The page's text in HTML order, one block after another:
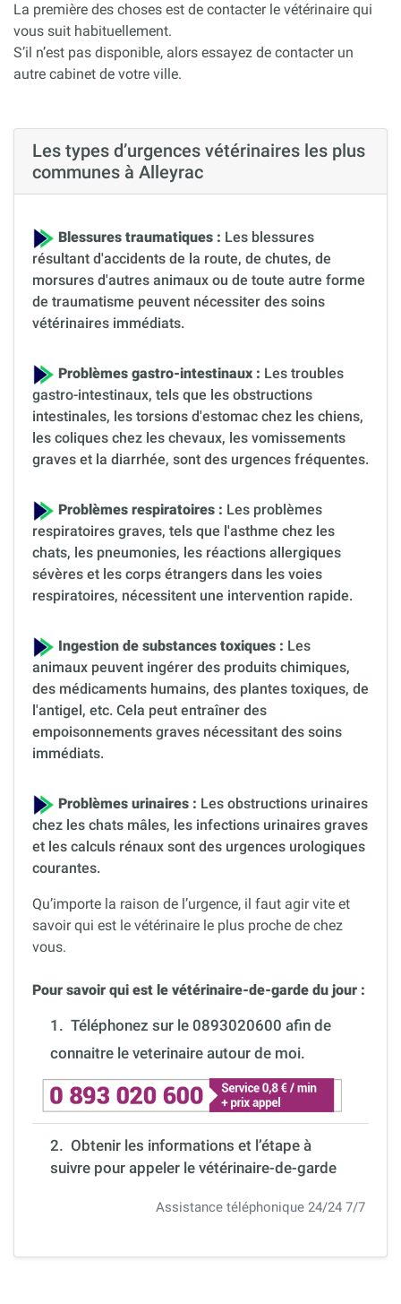
La première des choses est de contacter le vétérinaire qui
vous suit habituellement.
S’il n’est pas disponible, alors essayez de contacter un
autre cabinet de votre ville.
Les types d’urgences vétérinaires les plus
communes à Alleyrac
Blessures traumatiques : Les blessures
résultant d'accidents de la route, de chutes, de
morsures d'autres animaux ou de toute autre forme
de traumatisme peuvent nécessiter des soins
vétérinaires immédiats.
Problèmes gastro-intestinaux : Les troubles
gastro-intestinaux, tels que les obstructions
intestinales, les torsions d'estomac chez les chiens,
les coliques chez les chevaux, les vomissements
graves et la diarrhée, sont des urgences fréquentes.
Problèmes respiratoires : Les problèmes
respiratoires graves, tels que l'asthme chez les
chats, les pneumonies, les réactions allergiques
sévères et les corps étrangers dans les voies
respiratoires, nécessitent une intervention rapide.
Ingestion de substances toxiques : Les
animaux peuvent ingérer des produits chimiques,
des médicaments humains, des plantes toxiques, de
l'antigel, etc. Cela peut entraîner des
empoisonnements graves nécessitant des soins
immédiats.
Problèmes urinaires : Les obstructions urinaires
chez les chats mâles, les infections urinaires graves
et les calculs rénaux sont des urgences urologiques
courantes.
Qu’importe la raison de l’urgence, il faut agir vite et
savoir qui est le vétérinaire le plus proche de chez
vous.
Pour savoir qui est le vétérinaire-de-garde du jour :
1. Téléphonez sur le 0893020600 afin de
connaitre le veterinaire autour de moi.
2. Obtenir les informations et l’étape à
suivre pour appeler le vétérinaire-de-garde
Assistance téléphonique 24/24 7/7